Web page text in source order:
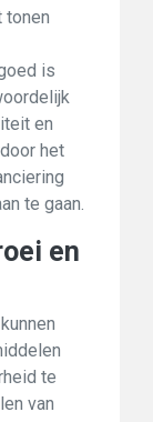
tonen
is
en
het
te gaan.
en
te
van